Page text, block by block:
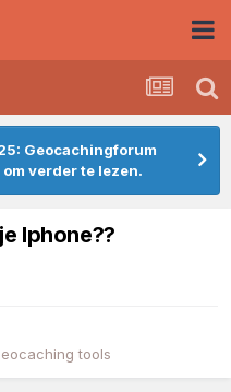
Geocachingforum
verder te lezen.
Iphone??
tools